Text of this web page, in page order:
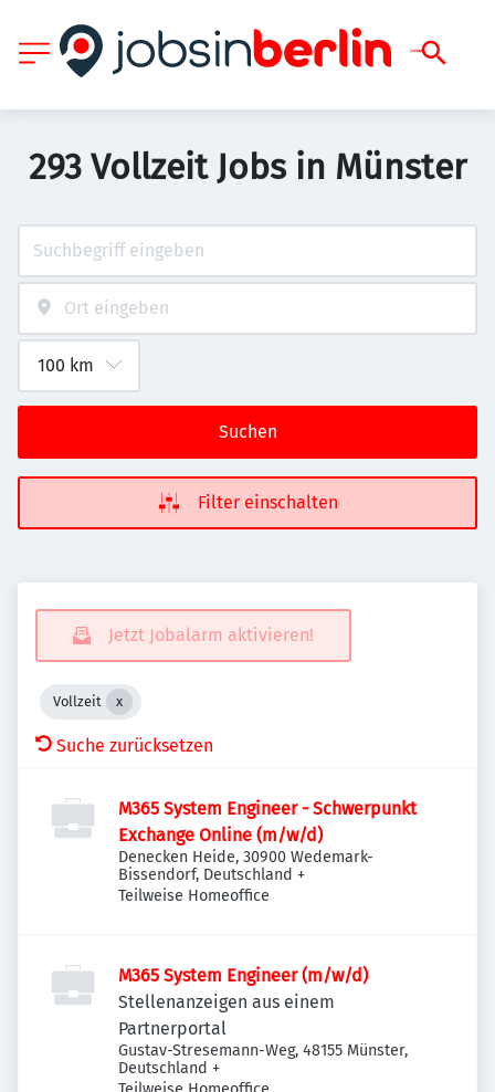
293 Vollzeit Jobs in Münster
Suchen
Filter einschalten
Jetzt Jobalarm aktivieren!
Vollzeit
Suche zurücksetzen
M365 System Engineer - Schwerpunkt
Exchange Online (m/w/d)
Denecken Heide, 30900 Wedemark-
Bissendorf, Deutschland +
Teilweise Homeoffice
M365 System Engineer (m/w/d)
Stellenanzeigen aus einem
Partnerportal
Gustav-Stresemann-Weg, 48155 Münster,
Deutschland +